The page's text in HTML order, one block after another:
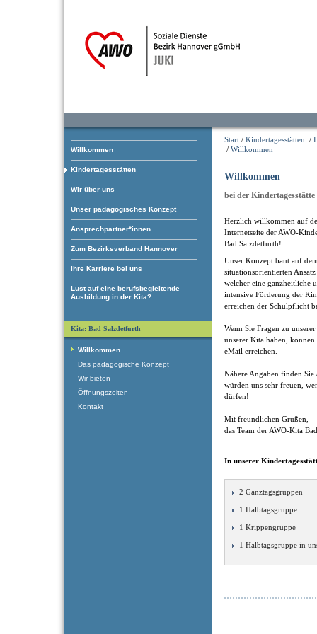
Willkommen
Kindertagesstätten
Wir über uns
Unser pädagogisches Konzept
Ansprechpartner*innen
Zum Bezirksverband Hannover
Ihre Karriere bei uns
Lust auf eine berufsbegleitende
Ausbildung in der Kita?
Start / Kindertagesstätten /
/ Willkommen
Willkommen
bei der
Herzlich willkommen auf
Internetseite der AWO-
Bad Salzdetfurth!
Unser Konzept baut auf
situationsorientierten
welcher eine ganzheitliche
intensive Förderung der
erreichen der Schulpflicht
Wenn Sie Fragen zu
unserer Kita haben,
eMail erreichen.
Nähere Angaben finden
würden uns sehr freuen,
dürfen!
Mit freundlichen Grüßen,
das Team der AWO-Kita
In unserer
2 Ganztagsgruppen
1 Halbtagsgruppe
1 Krippengruppe
1 Halbtagsgruppe in
Kita: Bad Salzdetfurth
Willkommen
Das pädagogische Konzept
Wir bieten
Öffnungszeiten
Kontakt